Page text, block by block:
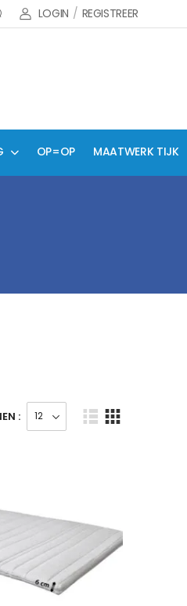
LOGIN / REGISTREER
OP=OP MAATWERK TIJK
: